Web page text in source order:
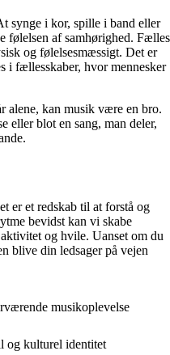
synge i kor, spille i band eller
følelsen af samhørighed. Fælles
og følelsesmæssigt. Det er
i fællesskaber, hvor mennesker
alene, kan musik være en bro.
eller blot en sang, man deler,
er et redskab til at forstå og
bevidst kan vi skabe
og hvile. Uanset om du
blive din ledsager på vejen
musikoplevelse
og kulturel identitet